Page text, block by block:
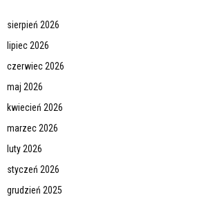
sierpień 2026
lipiec 2026
czerwiec 2026
maj 2026
kwiecień 2026
marzec 2026
luty 2026
styczeń 2026
grudzień 2025